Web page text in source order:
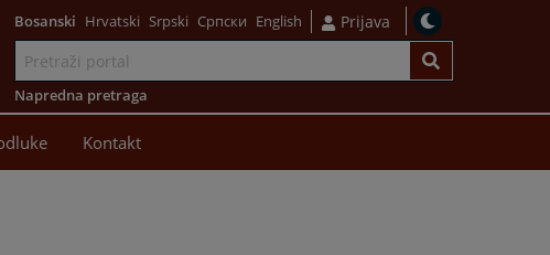
Bosanski Hrvatski Srpski Српски English Prijava
Napredna pretraga
Kontakt